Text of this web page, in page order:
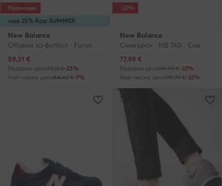
още 25% Код: SUMMER
Промоция
New Balance
Актуална цена
59,31 €
Редовна цена77,21 €-23%
Най-ниска цена64,42 €-7%
-22%
New Balance
Сникърси · NB 740 · Сив
Актуална цена
77,99 €
Редовна цена99,99 €-22%
Най-ниска цена99,99 €-22%